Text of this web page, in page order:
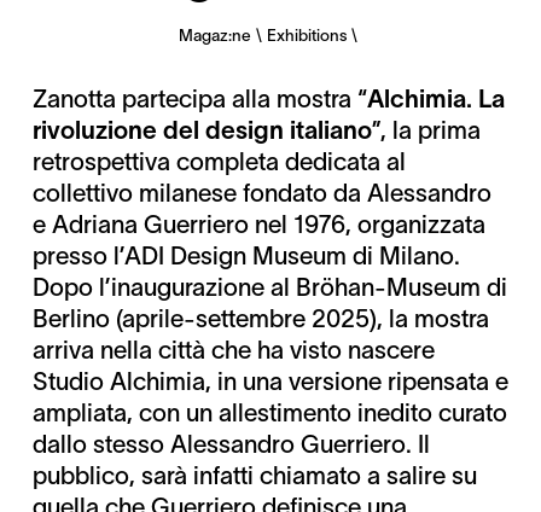
Magaz:ne Exhibitions
Zanotta partecipa alla mostra “Alchimia. La
rivoluzione del design italiano”, la prima
retrospettiva completa dedicata al
collettivo milanese fondato da Alessandro
e Adriana Guerriero nel 1976, organizzata
presso l’ADI Design Museum di Milano.
Dopo l’inaugurazione al Bröhan-Museum di
Berlino (aprile-settembre 2025), la mostra
arriva nella città che ha visto nascere
Studio Alchimia, in una versione ripensata e
ampliata, con un allestimento inedito curato
dallo stesso Alessandro Guerriero. Il
pubblico, sarà infatti chiamato a salire su